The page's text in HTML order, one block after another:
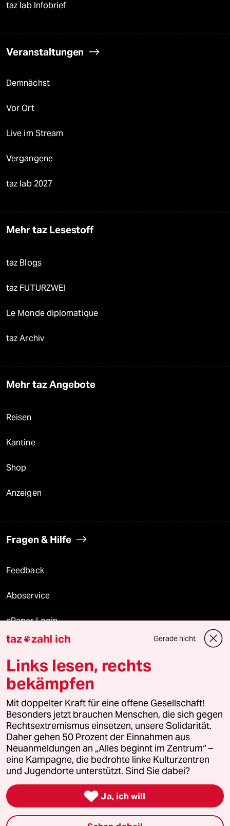
taz lab Infobrief
Veranstaltungen
Demnächst
Vor Ort
Live im Stream
Vergangene
taz lab 2027
Mehr taz Lesestoff
taz Blogs
taz FUTURZWEI
Le Monde diplomatique
taz Archiv
Mehr taz Angebote
Reisen
Kantine
Shop
Anzeigen
Fragen & Hilfe
Feedback
Aboservice
ePaper Login
Downloads für Abonnierende
© 2026 taz Verlags und Vertriebs GmbH
Alle Rechte vorbehalten. Bei rechtlichen Fragen oder für Genehmigungen
wenden Sie sich bitte an
lizenzen@taz.de
Feedback Redaktionsstatut Kommune-Richtlinien
Leitlinie Informant Datenschutz Impressum AGB
Seitenwende Einwilligungen widerrufen (Ads)
taz zahl ich Gerade nicht
Links lesen, rechts
bekämpfen
Mit doppelter Kraft für eine offene Gesellschaft!
Besonders jetzt brauchen Menschen, die sich gegen
Rechtsextremismus einsetzen, unsere Solidarität.
Daher gehen 50 Prozent der Einnahmen aus
Neuanmeldungen an „Alles beginnt im Zentrum“ –
eine Kampagne, die bedrohte linke Kulturzentren
und Jugendorte unterstützt. Sind Sie dabei?
 Ja, ich will